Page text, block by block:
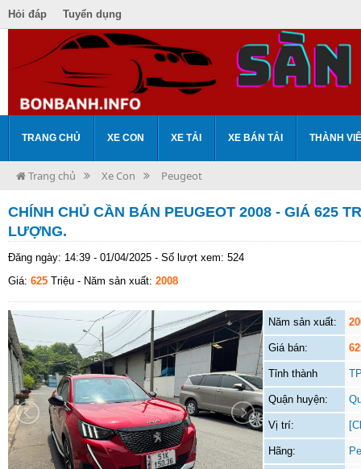
Hỏi đáp Tuyển dụng
TRANG CHỦ XE CON XE TẢI XE BÁN TẢI THÀNH
Trang chủ Xe Con Peugeot
CHÍNH CHỦ CẦN BÁN PEUGEOT 2008 - GIÁ 625
LƯỢNG.
Đăng ngày: 14:39 - 01/04/2025 - Số lượt xem: 524
Giá: 625 Triệu - Năm sản xuất: 2008
Năm sản xuất:
Giá bán:
Tỉnh thành
Quận huyện:
Vị trí:
Hãng: